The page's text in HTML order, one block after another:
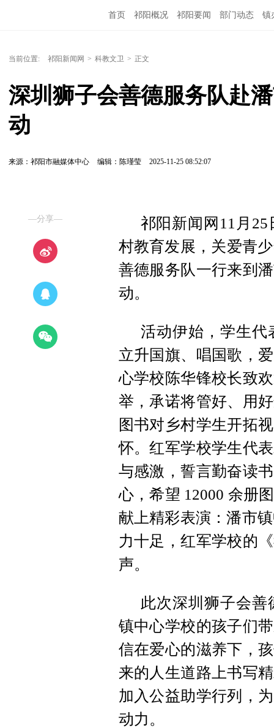
首页 祁阳概况 祁阳要闻 部门动态 镇
当前位置: 祁阳新闻网 > 科教文卫 > 正文
深圳狮子会善德服务队赴
动
来源：祁阳市融媒体中心 编辑：陈瑾莹 2025-11-25 08:52:07
—分享—
祁阳新闻网11月
村教育发展，关爱青
善德服务队一行来到
动。
活动伊始，学生代
立升国旗、唱国歌，
心学校陈华锋校长致
举，承诺将管好、用
图书对乡村学生开拓
怀。红军学校学生代
与感激，誓言勤奋读
心，希望 12000 余册
献上精彩表演：潘市
力十足，红军学校的
声。
此次深圳狮子会
镇中心学校的孩子们
信在爱心的滋养下，
来的人生道路上书写
加入公益助学行列，
动力。